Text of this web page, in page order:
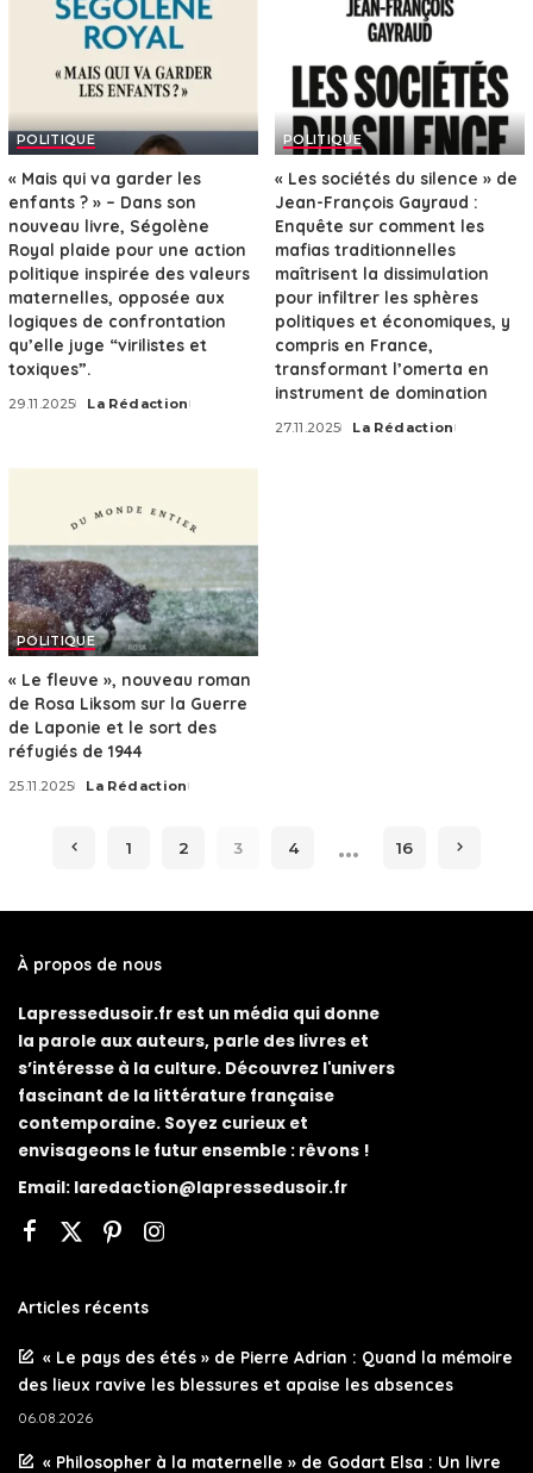
POLITIQUE
« Mais qui va garder les
enfants ? » – Dans son
nouveau livre, Ségolène
Royal plaide pour une action
politique inspirée des valeurs
maternelles, opposée aux
logiques de confrontation
qu’elle juge “virilistes et
toxiques”.
29.11.2025
Posted
La Rédaction
POLITIQUE
« Les sociétés du silence » de
Jean-François Gayraud :
Enquête sur comment les
mafias traditionnelles
maîtrisent la dissimulation
pour infiltrer les sphères
politiques et économiques, y
compris en France,
transformant l’omerta en
instrument de domination
27.11.2025
Posted
La Rédaction
POLITIQUE
« Le fleuve », nouveau roman
de Rosa Liksom sur la Guerre
de Laponie et le sort des
réfugiés de 1944
25.11.2025
Posted
La Rédaction
1 2 3 4 … 16
À propos de nous
Lapressedusoir.fr est un média qui donne
la parole aux auteurs, parle des livres et
s’intéresse à la culture. Découvrez l'univers
fascinant de la littérature française
contemporaine. Soyez curieux et
envisageons le futur ensemble : rêvons !
Email: laredaction@lapressedusoir.fr
Articles récents
« Le pays des étés » de Pierre Adrian : Quand la mémoire
des lieux ravive les blessures et apaise les absences
06.08.2026
« Philosopher à la maternelle » de Godart Elsa : Un livre